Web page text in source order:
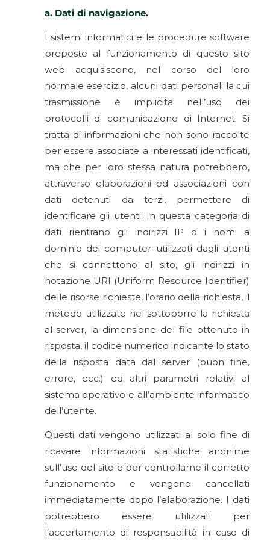
a. Dati di navigazione.
I sistemi informatici e le procedure software
preposte al funzionamento di questo sito
web acquisiscono, nel corso del loro
normale esercizio, alcuni dati personali la cui
trasmissione è implicita nell’uso dei
protocolli di comunicazione di Internet. Si
tratta di informazioni che non sono raccolte
per essere associate a interessati identificati,
ma che per loro stessa natura potrebbero,
attraverso elaborazioni ed associazioni con
dati detenuti da terzi, permettere di
identificare gli utenti. In questa categoria di
dati rientrano gli indirizzi IP o i nomi a
dominio dei computer utilizzati dagli utenti
che si connettono al sito, gli indirizzi in
notazione URI (Uniform Resource Identifier)
delle risorse richieste, l’orario della richiesta, il
metodo utilizzato nel sottoporre la richiesta
al server, la dimensione del file ottenuto in
risposta, il codice numerico indicante lo stato
della risposta data dal server (buon fine,
errore, ecc.) ed altri parametri relativi al
sistema operativo e all’ambiente informatico
dell’utente.
Questi dati vengono utilizzati al solo fine di
ricavare informazioni statistiche anonime
sull’uso del sito e per controllarne il corretto
funzionamento e vengono cancellati
immediatamente dopo l’elaborazione. I dati
potrebbero essere utilizzati per
l’accertamento di responsabilità in caso di